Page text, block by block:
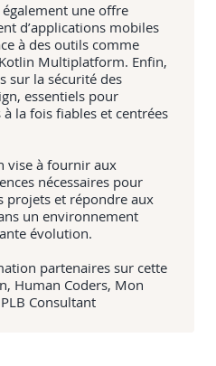
une offre
d’applications mobiles
à des outils comme
Multiplatform. Enfin,
sur la sécurité des
essentiels pour
la fois fiables et centrées
vise à fournir aux
nécessaires pour
projets et répondre aux
un environnement
évolution.
partenaires sur cette
Human Coders, Mon
Consultant